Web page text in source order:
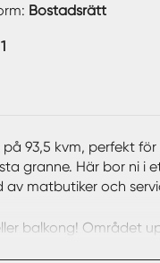
Bostadsrätt
93,5 kvm, perfekt
granne. Här bor ni i
matbutiker och
balkong! Området